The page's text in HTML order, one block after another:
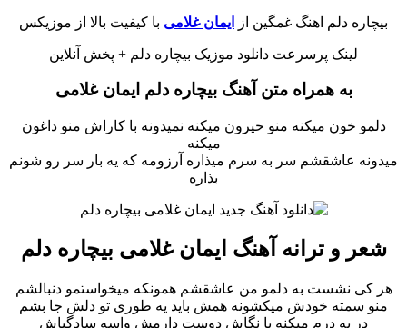
بیچاره دلم اهنگ غمگین از ایمان غلامی با کیفیت بالا از موزیکس
لینک پرسرعت دانلود موزیک بیچاره دلم + پخش آنلاین
به همراه متن آهنگ بیچاره دلم ایمان غلامی
دلمو خون میکنه منو حیرون میکنه نمیدونه با کاراش منو داغون
میکنه
میدونه عاشقشم سر به سرم میذاره آرزومه که یه بار سر رو شونم
بذاره
شعر و ترانه آهنگ ایمان غلامی بیچاره دلم
هر کی نشست به دلمو من عاشقشم همونکه میخواستمو دنبالشم
منو سمته خودش میکشونه همش باید یه طوری تو دلش جا بشم
در به درم میکنه با نگاش دوست دارمش واسه سادگیاش